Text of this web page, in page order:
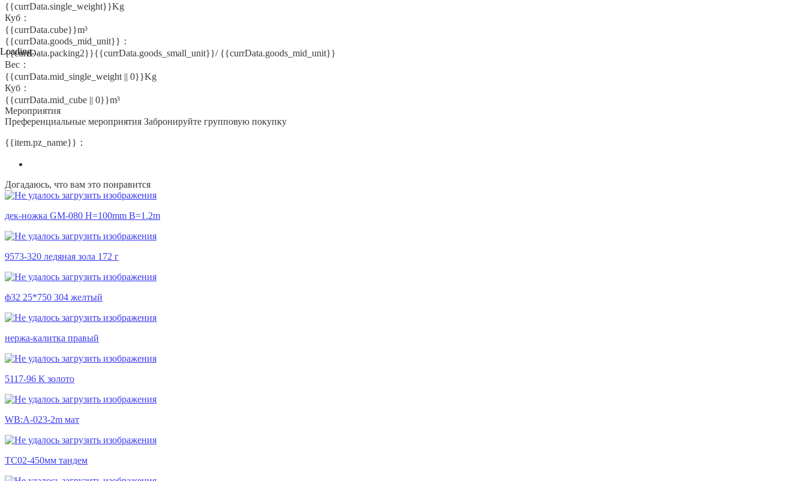
Loading...
{{currData.single_weight}}Kg
Куб：
{{currData.cube}}m³
{{currData.goods_mid_unit}}：
{{currData.packing2}}{{currData.goods_small_unit}}/ {{currData.goods_mid_unit}}
Вес：
{{currData.mid_single_weight || 0}}Kg
Куб：
{{currData.mid_cube || 0}}m³
Мероприятия
Преференциальные мероприятия Забронируйте групповую покупку
{{item.pz_name}}：
Догадаюсь, что вам это понравится
дек-ножка GM-080 H=100mm B=1.2m
9573-320 ледяная зола 172 г
ф32 25*750 304 желтый
нержа-калитка правый
5117-96 К золото
WB:A-023-2m мат
TC02-450мм тандем